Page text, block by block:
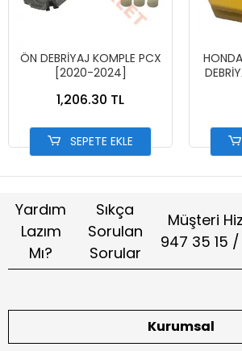
ÖN DEBRİYAJ KOMPLE PCX
[2020-2024]
1,206.30 TL
SEPETE EKLE
Yardım
Lazım
Mı?
Sıkça
Sorulan
Sorular
Müşteri
947 35 15
Kurumsal